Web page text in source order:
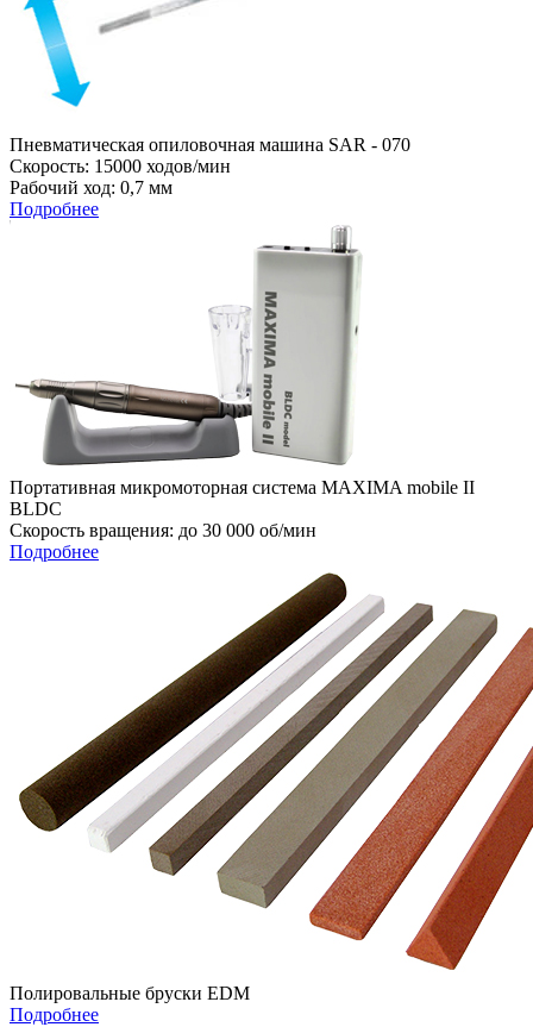
Пневматическая опиловочная машина SAR - 070
Скорость: 15000 ходов/мин
Рабочий ход: 0,7 мм
Подробнее
Портативная микромоторная система MAXIMA mobile II
BLDC
Cкорость вращения: до 30 000 об/мин
Подробнее
Полировальные бруски EDM
Подробнее